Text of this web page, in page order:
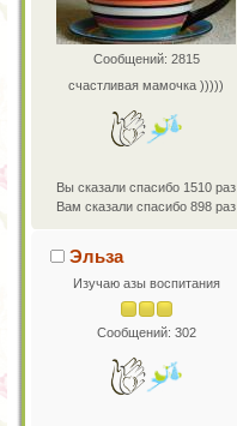
Сообщений: 2815
счастливая мамочка )))))
Вы сказали спасибо 1510 раз
Вам сказали спасибо 898 раз
Эльза
Изучаю азы воспитания
Сообщений: 302